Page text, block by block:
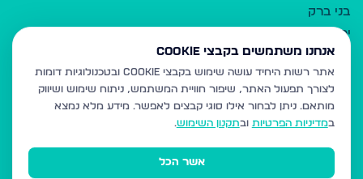
בני ברק
ירושלים
אלעד
גבעת זאב
בית שמש
רכסים
מודיעין עילית
אנחנו משתמשים בקבצי Cookie
אתר רשות היחיד עושה שימוש בקבצי Cookie ובטכנולוגיות דומות
לצורך תפעול האתר, שיפור חוויית המשתמש, ניתוח שימוש ושיווק
מותאם. ניתן לבחור אילו סוגי קבצים לאפשר. מידע מלא נמצא
במדיניות הפרטיות ובתקנון השימוש.
אשר הכל